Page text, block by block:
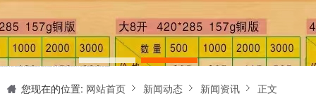
新闻动态
关于我们
联系我们
您现在的位置: 网站首页 新闻动态 新闻资讯 正文